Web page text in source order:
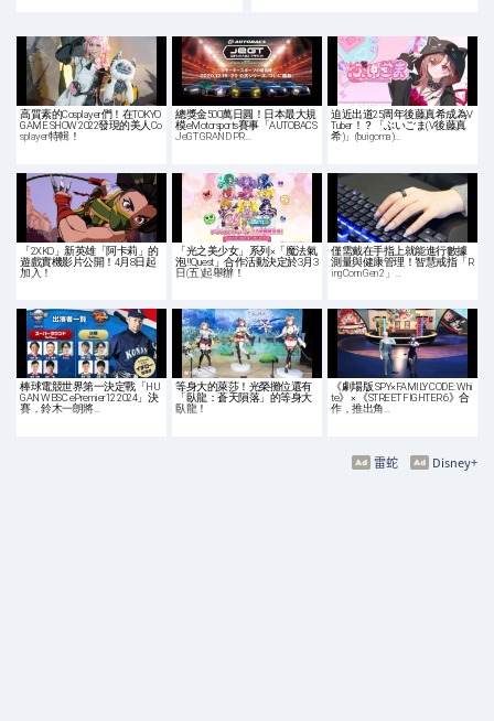
高質素的Cosplayer們！在TOKYO
GAME SHOW 2022發現的美人Co
splayer特輯！
總獎金500萬日圓！日本最大規
模eMotorsports賽事「AUTOBACS
JeGT GRAND PR…
迫近出道25周年後藤真希成為V
Tuber！？「ぶいごま(V後藤真
希)」(buigoma)…
「2XKO」新英雄「阿卡莉」的
遊戲實機影片公開！4月8日起
加入！
「光之美少女」系列×「魔法氣
泡‼Quest」合作活動決定於3月3
日(五)起舉辦！
僅需戴在手指上就能進行數據
測量與健康管理！智慧戒指「R
ingConn Gen 2」…
棒球電競世界第一決定戰「HU
GAN WBSC ePremier12 2024」決
賽，鈴木一朗將…
等身大的萊莎！光榮攤位還有
「臥龍：蒼天隕落」的等身大
臥龍！
《劇場版 SPY×FAMILY CODE: Whi
te》 × 《STREET FIGHTER 6》合
作，推出角…
Disney+
雷蛇